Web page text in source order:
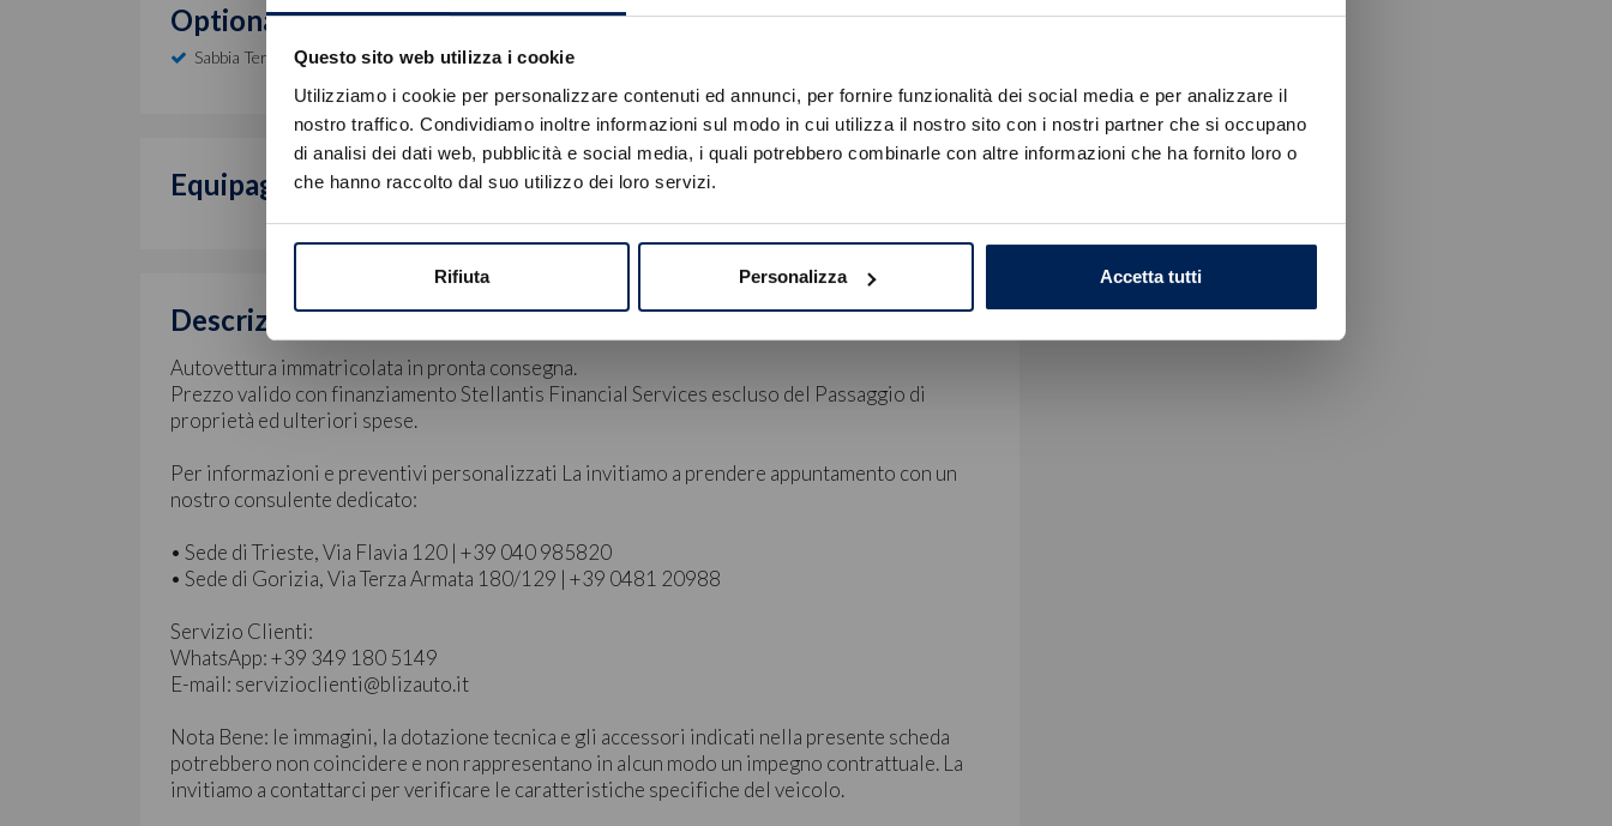
Questo sito web utilizza i cookie
Utilizziamo i cookie per personalizzare contenuti ed annunci, per fornire funzionalità dei social media e per analizzare il
nostro traffico. Condividiamo inoltre informazioni sul modo in cui utilizza il nostro sito con i nostri partner che si occupano
di analisi dei dati web, pubblicità e social media, i quali potrebbero combinarle con altre informazioni che ha fornito loro o
che hanno raccolto dal suo utilizzo dei loro servizi.
Rifiuta Personalizza Accetta tutti
Optional inclusi
Sabbia Terra D'italia
Equipaggiamento di serie
Descrizione
Autovettura immatricolata in pronta consegna.
Prezzo valido con finanziamento Stellantis Financial Services escluso del Passaggio di
proprietà ed ulteriori spese.
Per informazioni e preventivi personalizzati La invitiamo a prendere appuntamento con un
nostro consulente dedicato:
• Sede di Trieste, Via Flavia 120 | +39 040 985820
• Sede di Gorizia, Via Terza Armata 180/129 | +39 0481 20988
Servizio Clienti:
WhatsApp: +39 349 180 5149
E-mail: servizioclienti@blizauto.it
Nota Bene: le immagini, la dotazione tecnica e gli accessori indicati nella presente scheda
potrebbero non coincidere e non rappresentano in alcun modo un impegno contrattuale. La
invitiamo a contattarci per verificare le caratteristiche specifiche del veicolo.
Errore
Caricamento veicoli non riuscito